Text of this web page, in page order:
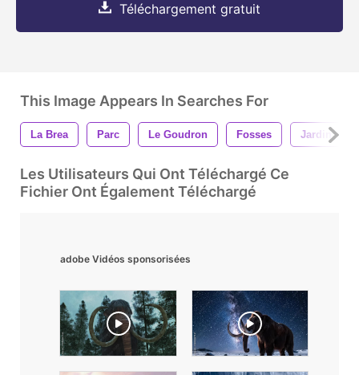
Téléchargement gratuit
This Image Appears In Searches For
La Brea Parc Le Goudron Fosses Jardin
Les Utilisateurs Qui Ont Téléchargé Ce
Fichier Ont Également Téléchargé
adobe Vidéos sponsorisées